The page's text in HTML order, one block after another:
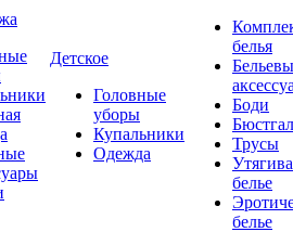
Детское
Головные
уборы
Купальники
Одежда
белья
Боди
Трусы
белье
белье